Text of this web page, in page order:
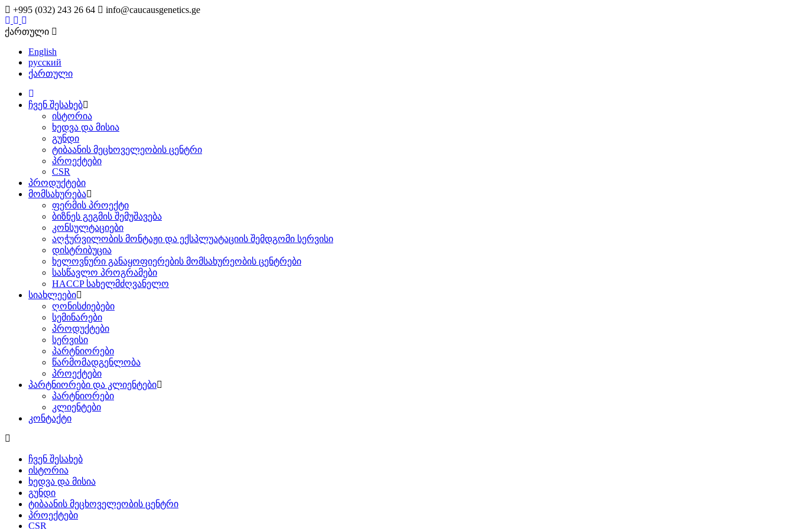
+995 (032) 243 26 64 info@caucausgenetics.ge
ქართული
English
русский
ქართული
ჩვენ შესახებ
ისტორია
ხედვა და მისია
გუნდი
ტიბაანის მეცხოველეობის ცენტრი
პროექტები
CSR
პროდუქტები
მომსახურება
ფერმის პროექტი
ბიზნეს გეგმის შემუშავება
კონსულტაციები
აღჭურვილობის მონტაჟი და ექსპლუატაციის შემდგომი სერვისი
დისტრიბუცია
ხელოვნური განაყოფიერების მომსახურეობის ცენტრები
სასწავლო პროგრამები
HACCP სახელმძღვანელო
სიახლეები
ღონისძიებები
სემინარები
პროდუქტები
სერვისი
პარტნიორები
წარმომადგენლობა
პროექტები
პარტნიორები და კლიენტები
პარტნიორები
კლიენტები
კონტაქტი
ჩვენ შესახებ
ისტორია
ხედვა და მისია
გუნდი
ტიბაანის მეცხოველეობის ცენტრი
პროექტები
CSR